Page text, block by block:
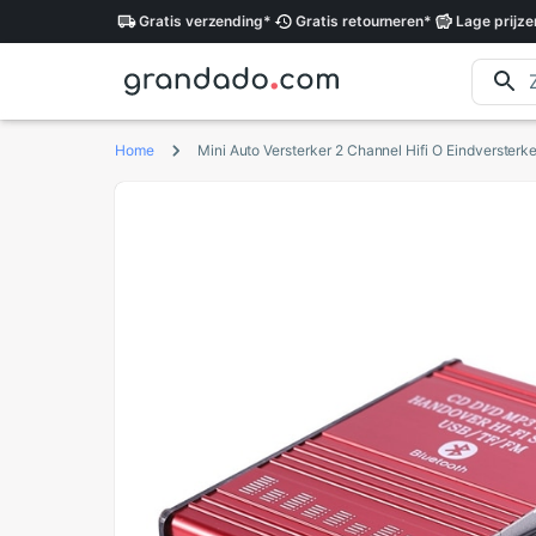
Gratis verzending* Gratis retourneren* Lage
Home